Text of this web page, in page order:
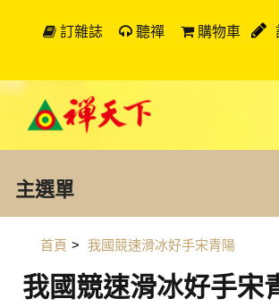
訂雜誌 聽禪 購物車
主選單
首頁 > 我國競速滑冰好手宋青陽
我國競速滑冰好手宋